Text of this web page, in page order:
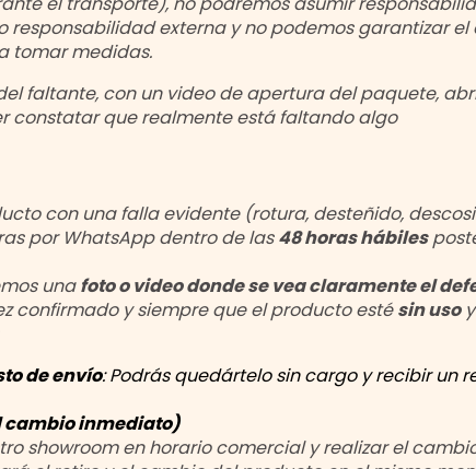
externa y no podemos garantizar
tomar medidas.
faltante, con un video de apertura del paquete,
constatar que realmente está faltando algo
con una falla evidente (rotura, desteñido,
por WhatsApp dentro de las48 horas hábiles
unafoto o video donde se vea claramente el
confirmado y siempre que el producto estésin usoy
de envío:Podrás quedártelo sin cargo y recibir un
cambio inmediato)
showroom en horario comercial y realizar el